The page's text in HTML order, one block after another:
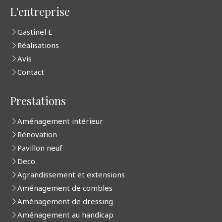
L'entreprise
Gastinel E
Réalisations
Avis
Contact
Prestations
Aménagement intérieur
Rénovation
Pavillon neuf
Deco
Agrandissement et extensions
Aménagement de combles
Aménagement de dressing
Aménagement au handicap